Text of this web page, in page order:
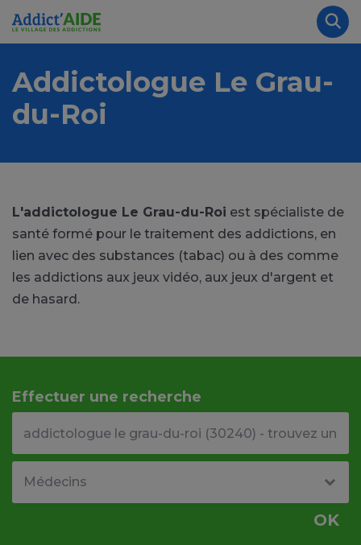
Aller au contenu principal
Addictologue Le Grau-
du-Roi
L'addictologue Le Grau-du-Roi est spécialiste de
santé formé pour le traitement des addictions, en
lien avec des substances (tabac) ou à des comme
les addictions aux jeux vidéo, aux jeux d'argent et
de hasard.
Effectuer une recherche
OK
Panneau de gestion des cookies